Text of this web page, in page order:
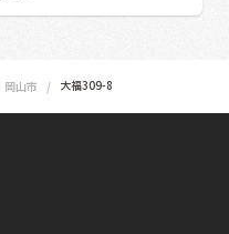
岡山市 大福309-8